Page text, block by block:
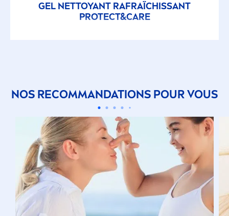
GEL NETTOYANT RAFRAÎCHISSANT
PROTECT&CARE
NOS RECOMMANDATIONS POUR VOUS